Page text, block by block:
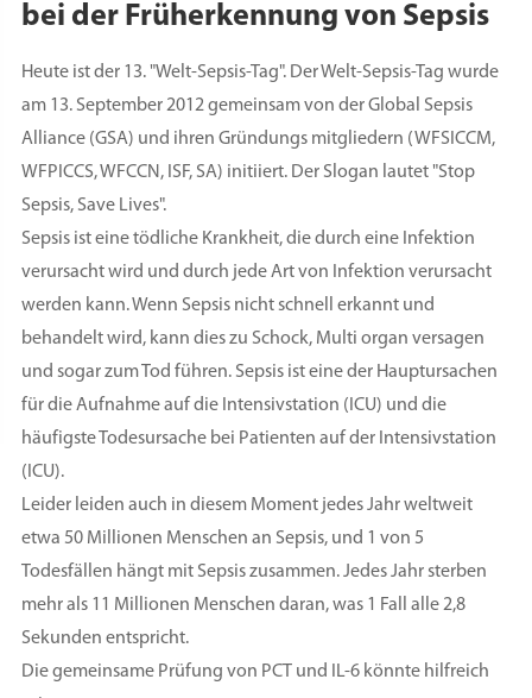
bei der Früherkennung von Sepsis
Heute ist der 13. "Welt-Sepsis-Tag". Der Welt-Sepsis-Tag wurde
am 13. September 2012 gemeinsam von der Global Sepsis
Alliance (GSA) und ihren Gründungs mitgliedern (WFSICCM,
WFPICCS, WFCCN, ISF, SA) initiiert. Der Slogan lautet "Stop
Sepsis, Save Lives".
Sepsis ist eine tödliche Krankheit, die durch eine Infektion
verursacht wird und durch jede Art von Infektion verursacht
werden kann. Wenn Sepsis nicht schnell erkannt und
behandelt wird, kann dies zu Schock, Multi organ versagen
und sogar zum Tod führen. Sepsis ist eine der Hauptursachen
für die Aufnahme auf die Intensivstation (ICU) und die
häufigste Todesursache bei Patienten auf der Intensivstation
(ICU).
Leider leiden auch in diesem Moment jedes Jahr weltweit
etwa 50 Millionen Menschen an Sepsis, und 1 von 5
Todesfällen hängt mit Sepsis zusammen. Jedes Jahr sterben
mehr als 11 Millionen Menschen daran, was 1 Fall alle 2,8
Sekunden entspricht.
Die gemeinsame Prüfung von PCT und IL-6 könnte hilfreich